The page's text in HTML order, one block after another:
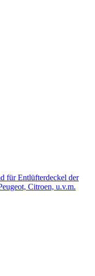
für Entlüfterdeckel der
Citroen, u.v.m.